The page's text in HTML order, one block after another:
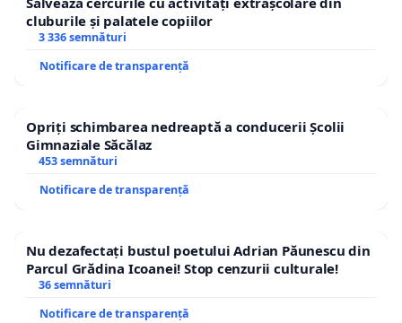
cluburile și palatele copiilor
3 336 semnături
Notificare de transparență
Opriți schimbarea nedreaptă a conducerii Școlii
Gimnaziale Săcălaz
453 semnături
Notificare de transparență
Nu dezafectați bustul poetului Adrian Păunescu din
Parcul Grădina Icoanei! Stop cenzurii culturale!
36 semnături
Notificare de transparență